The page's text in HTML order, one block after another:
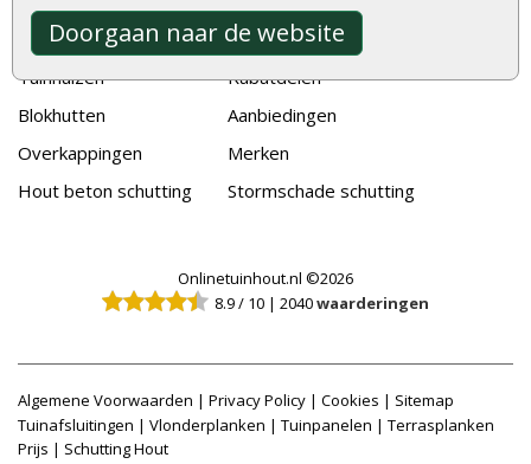
Doorgaan naar de website
Tuinhekken
Tuinhuizen
Blokhutten
Overkappingen
Hout beton schutting
Douglas hout
Rabatdelen
Aanbiedingen
Merken
Stormschade schutting
Onlinetuinhout.nl ©2026
8.9/ 10 | 2040waarderingen
Algemene Voorwaarden | Privacy Policy | Cookies | Sitemap
Tuinafsluitingen | Vlonderplanken | Tuinpanelen | Terrasplanken
Prijs | Schutting Hout